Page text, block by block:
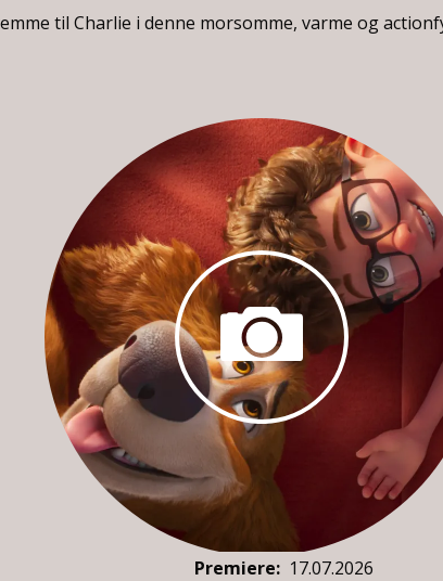
til Charlie i denne morsomme, varme og
Premiere: 17.07.2026